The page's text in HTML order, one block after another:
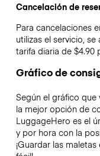
Cancelación de
Para cancelaciones
utilizas el servicio,
tarifa diaria de $4.90
Gráfico de
Según el gráfico
la mejor opción de
LuggageHero es el
y por hora con la
¡Guardar las maletas